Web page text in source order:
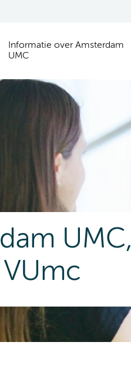
Informatie over Amsterdam
UMC
UMC,